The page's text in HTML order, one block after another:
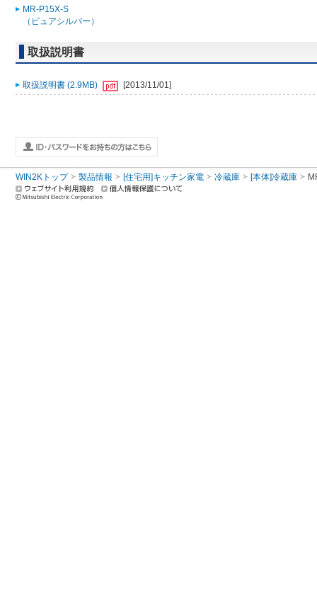
MR-P15X-S
（ピュアシルバー）
取扱説明書
取扱説明書 (2.9MB) [2013/11/01]
WIN2Kトップ 製品情報 [住宅用]キッチン家電 冷蔵庫 [本体]冷蔵庫